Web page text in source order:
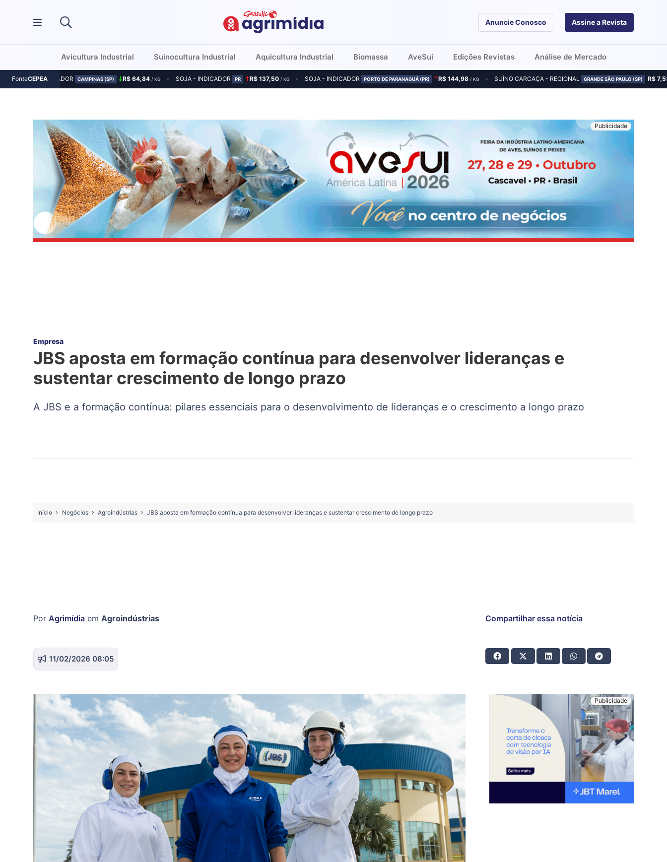
Anuncie Conosco Assine a Revista
Avicultura Industrial Suinocultura Industrial Aquicultura Industrial Biomassa AveSui Edições Revistas Análise de Mercado
FonteCEPEA
MILHO - INDICADOR CAMPINAS (SP) R$ 64,84 / KG SOJA - INDICADOR PR R$ 137,50/ KG SOJA - INDICADOR PORTO DE PARANAGUÁ (PR) R$ 144,98 / KG SUÍNO CARCAÇA - REGIONAL GRANDE SÃO PAULO (SP) R$
Empresa
JBS aposta em formação contínua para desenvolver lideranças e
sustentar crescimento de longo prazo
A JBS e a formação contínua: pilares essenciais para o desenvolvimento de lideranças e o crescimento a longo prazo
Início Negócios Agroindústrias JBS aposta em formação contínua para desenvolver lideranças e sustentar crescimento de longo prazo
Por Agrimídia em Agroindústrias
11/02/2026 08:05
Compartilhar essa notícia